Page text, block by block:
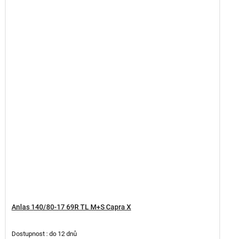
Anlas 140/80-17 69R TL M+S Capra X
Dostupnost : do 12 dnů